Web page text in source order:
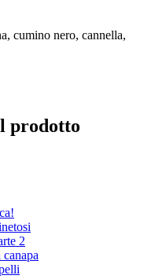
cumino nero, cannella,
prodotto
2